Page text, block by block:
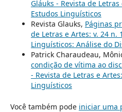
Gláuks - Revista de
Estudos Linguísticos
Revista Glauks, Páginas
de Letras e Artes: v. 24 n.
Linguísticos: Análise do
Patrick Charaudeau,
condição de vítima ao
- Revista de Letras e
Linguísticos
Você também pode iniciar uma